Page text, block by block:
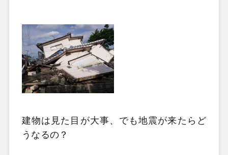
建物は見た目が大事、でも地震が来たらど
うなるの？